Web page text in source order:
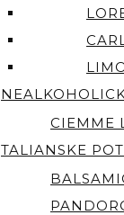
CIEMME
TALIANSKE